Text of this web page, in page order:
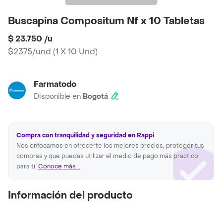
Buscapina Compositum Nf x 10 Tabletas
$ 23.750 /u
$2375/und (1 X 10 Und)
Farmatodo
Disponible en Bogotá
Compra con tranquilidad y seguridad en Rappi
Nos enfocamos en ofrecerte los mejores precios, proteger tus
compras y que puedas utilizar el medio de pago más practico
para ti. Conoce más...
Información del producto